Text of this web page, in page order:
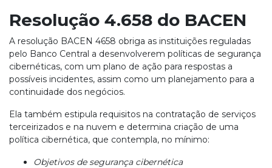
Resolução 4.658 do BACEN
A resolução BACEN 4658 obriga as instituições reguladas
pelo Banco Central a desenvolverem políticas de segurança
cibernéticas, com um plano de ação para respostas a
possíveis incidentes, assim como um planejamento para a
continuidade dos negócios.
Ela também estipula requisitos na contratação de serviços
terceirizados e na nuvem e determina criação de uma
política cibernética, que contempla, no mínimo:
Objetivos de segurança cibernética